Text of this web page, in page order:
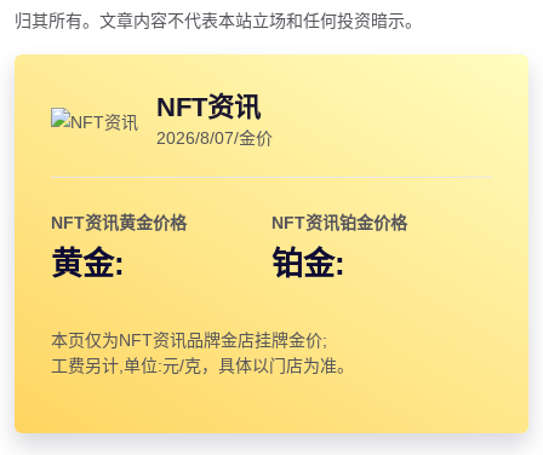
归其所有。文章内容不代表本站立场和任何投资暗示。
NFT资讯
2026/8/07/金价
NFT资讯黄金价格
黄金:
NFT资讯铂金价格
铂金:
本页仅为NFT资讯品牌金店挂牌金价;
工费另计,单位:元/克，具体以门店为准。